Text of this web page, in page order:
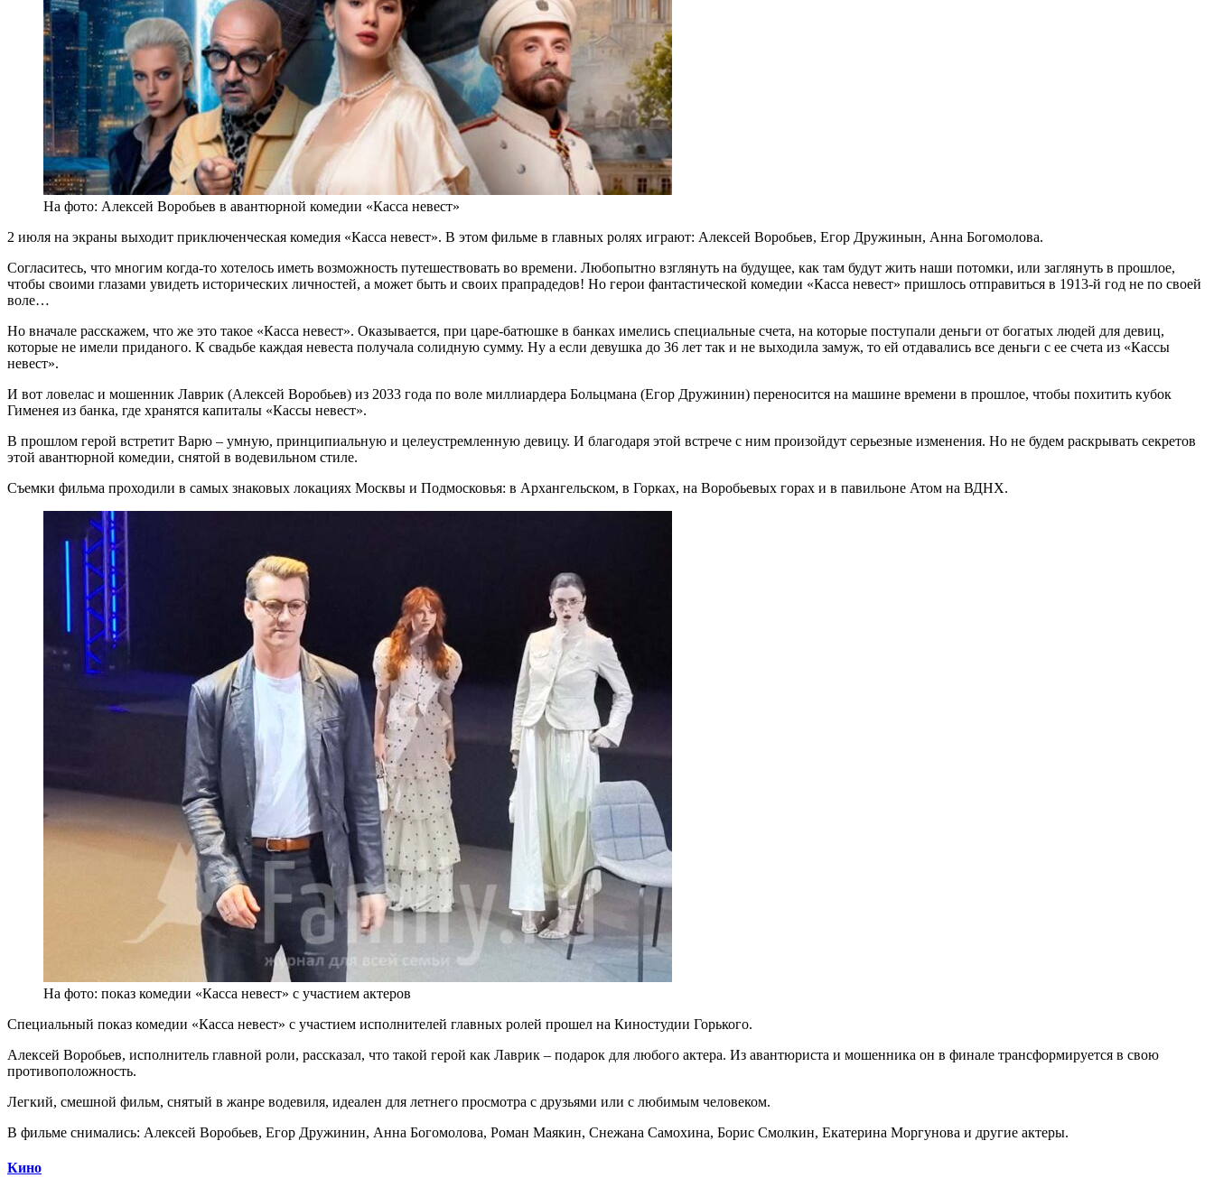
На фото: Алексей Воробьев в авантюрной комедии «Касса невест»
2 июля на экраны выходит приключенческая комедия «Касса невест». В этом фильме в главных ролях играют: Алексей Воробьев, Егор Дружинын, Анна Богомолова.
Согласитесь, что многим когда-то хотелось иметь возможность путешествовать во времени. Любопытно взглянуть на будущее, как там будут жить наши потомки, или заглянуть в прошлое,
чтобы своими глазами увидеть исторических личностей, а может быть и своих прапрадедов! Но герои фантастической комедии «Касса невест» пришлось отправиться в 1913-й год не по своей
воле…
Но вначале расскажем, что же это такое «Касса невест». Оказывается, при царе-батюшке в банках имелись специальные счета, на которые поступали деньги от богатых людей для девиц,
которые не имели приданого. К свадьбе каждая невеста получала солидную сумму. Ну а если девушка до 36 лет так и не выходила замуж, то ей отдавались все деньги с ее счета из «Кассы
невест».
И вот ловелас и мошенник Лаврик (Алексей Воробьев) из 2033 года по воле миллиардера Больцмана (Егор Дружинин) переносится на машине времени в прошлое, чтобы похитить кубок
Гименея из банка, где хранятся капиталы «Кассы невест».
В прошлом герой встретит Варю – умную, принципиальную и целеустремленную девицу. И благодаря этой встрече с ним произойдут серьезные изменения. Но не будем раскрывать секретов
этой авантюрной комедии, снятой в водевильном стиле.
Съемки фильма проходили в самых знаковых локациях Москвы и Подмосковья: в Архангельском, в Горках, на Воробьевых горах и в павильоне Атом на ВДНХ.
На фото: показ комедии «Касса невест» с участием актеров
Специальный показ комедии «Касса невест» с участием исполнителей главных ролей прошел на Киностудии Горького.
Алексей Воробьев, исполнитель главной роли, рассказал, что такой герой как Лаврик – подарок для любого актера. Из авантюриста и мошенника он в финале трансформируется в свою
противоположность.
Легкий, смешной фильм, снятый в жанре водевиля, идеален для летнего просмотра с друзьями или с любимым человеком.
В фильме снимались: Алексей Воробьев, Егор Дружинин, Анна Богомолова, Роман Маякин, Снежана Самохина, Борис Смолкин, Екатерина Моргунова и другие актеры.
Кино